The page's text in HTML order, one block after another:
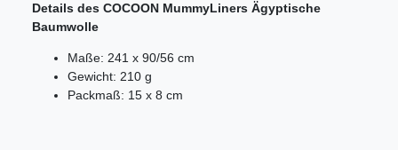
Details des COCOON MummyLiners Ägyptische
Baumwolle
Maße: 241 x 90/56 cm
Gewicht: 210 g
Packmaß: 15 x 8 cm